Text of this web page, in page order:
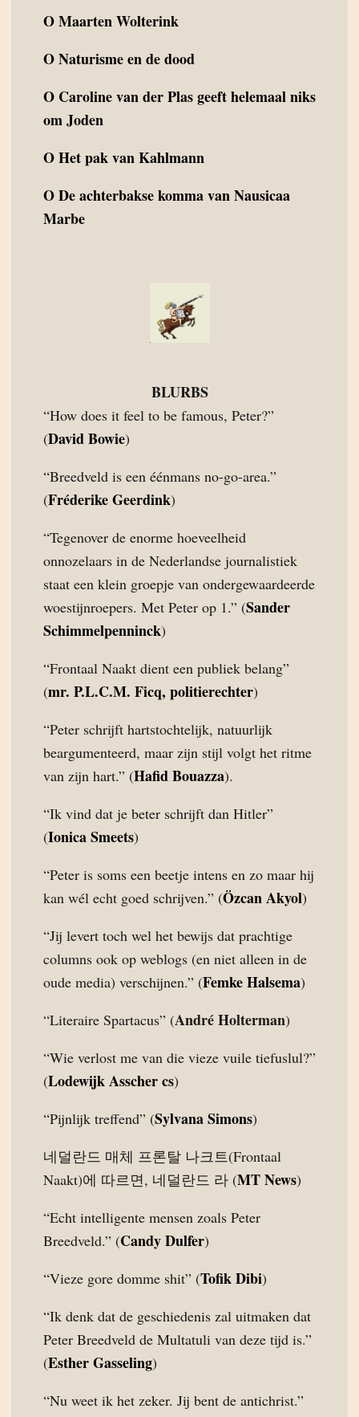
OMaarten Wolterink
ONaturisme en de dood
O Caroline van der Plas geeft helemaal niks
om Joden
OHet pak van Kahlmann
ODe achterbakse komma van Nausicaa
Marbe
BLURBS
“How does it feel to be famous, Peter?”
(David Bowie)
“Breedveld is een éénmans no-go-area.”
(Fréderike Geerdink)
“Tegenover de enorme hoeveelheid
onnozelaars in de Nederlandse journalistiek
staat een klein groepje van ondergewaardeerde
woestijnroepers. Met Peter op 1.” (Sander
Schimmelpenninck)
“Frontaal Naakt dient een publiek belang”
(mr. P.L.C.M. Ficq, politierechter)
“Peter schrijft hartstochtelijk, natuurlijk
beargumenteerd, maar zijn stijl volgt het ritme
van zijn hart.” (Hafid Bouazza).
“Ik vind dat je beter schrijft dan Hitler”
(Ionica Smeets)
“Peter is soms een beetje intens en zo maar hij
kan wél echt goed schrijven.” (Özcan Akyol)
“Jij levert toch wel het bewijs dat prachtige
columns ook op weblogs (en niet alleen in de
oude media) verschijnen.” (Femke Halsema)
“Literaire Spartacus” (André Holterman)
“Wie verlost me van die vieze vuile tiefuslul?”
(Lodewijk Asscher cs)
“Pijnlijk treffend” (Sylvana Simons)
네덜란드 매체 프론탈 나크트(Frontaal
Naakt)에 따르면, 네덜란드 라 (MT News)
“Echt intelligente mensen zoals Peter
Breedveld.” (Candy Dulfer)
“Vieze gore domme shit” (Tofik Dibi)
“Ik denk dat de geschiedenis zal uitmaken dat
Peter Breedveld de Multatuli van deze tijd is.”
(Esther Gasseling)
“Nu weet ik het zeker. Jij bent de antichrist.”